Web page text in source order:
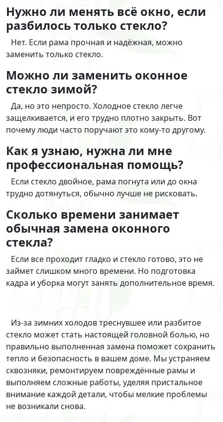
Нужно ли менять всё окно, если
разбилось только стекло?
Нет. Если рама прочная и надёжная, можно
заменить только стекло.
Можно ли заменить оконное
стекло зимой?
Да, но это непросто. Холодное стекло легче
защелкивается, и его трудно плотно закрыть. Вот
почему люди часто поручают это кому-то другому.
Как я узнаю, нужна ли мне
профессиональная помощь?
Если стекло двойное, рама погнута или до окна
трудно дотянуться, обычно лучше не рисковать.
Сколько времени занимает
обычная замена оконного
стекла?
Если все проходит гладко и стекло готово, это не
займет слишком много времени. Но подготовка
кадра и уборка могут занять дополнительное время.
Из-за зимних холодов треснувшее или разбитое
стекло может стать настоящей головной болью, но
правильно выполненная замена поможет сохранить
тепло и безопасность в вашем доме. Мы устраняем
сквозняки, ремонтируем повреждённые рамы и
выполняем сложные работы, уделяя пристальное
внимание каждой детали, чтобы мелкие проблемы
не возникали снова.